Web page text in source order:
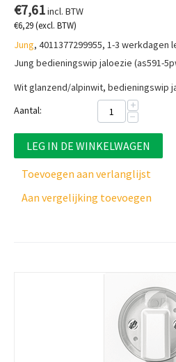
€7,61incl. BTW
€6,29(excl. BTW)
Jung, 4011377299955, 1-3 werkdagen
Jung bedieningswip jaloezie (as591-
Wit glanzend/alpinwit, bedieningswip j
Aantal:
+
−
LEG IN DE WINKELWAGEN
Toevoegen aan verlanglijst
Aan vergelijking toevoegen